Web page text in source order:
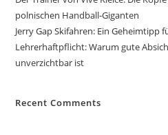
polnischen Handball-Giganten
Jerry Gap Skifahren: Ein Geheimtipp
Lehrerhaftpflicht: Warum gute
unverzichtbar ist
Recent Comments